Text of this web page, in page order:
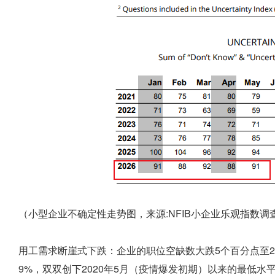
（小型企业不确定性走势图，来源:NFIB小企业乐观指数调
用工需求断崖式下跌：企业的职位空缺数大跌5个百分点
9%，双双创下2020年5月（疫情爆发初期）以来的最低水